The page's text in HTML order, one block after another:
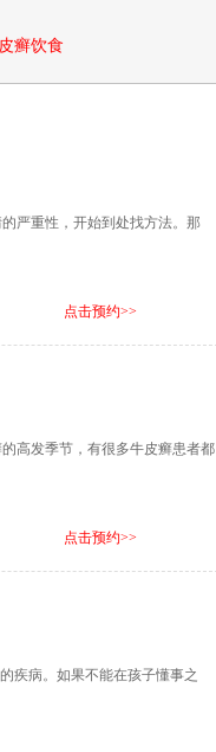
癣饮食
严重性，开始到处找方法。那
点击预约>>
高发季节，有很多牛皮癣患者都
点击预约>>
疾病。如果不能在孩子懂事之